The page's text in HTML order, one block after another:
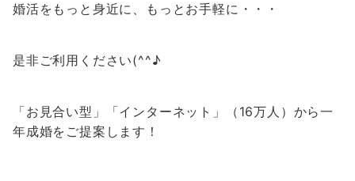
婚活をもっと身近に、もっとお手軽に・・・
是非ご利用ください(^^♪
「お見合い型」「インターネット」（16万人）から一
年成婚をご提案します！